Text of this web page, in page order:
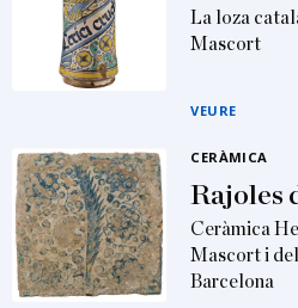
La loza
Mascort
VEURE
CERÀMICA
Rajoles
Ceràmica
Mascort i
Barcelona